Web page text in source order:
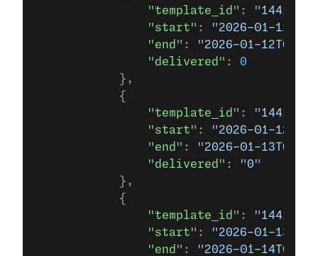
                "template_id"
:
                "start"
:
"2026-01-
                "end"
:
"2026-01-
                "delivered"
: 0
            },
            {
                "template_id"
:
                "start"
:
"2026-01-
                "end"
:
"2026-01-
                "delivered"
:
"0"
            },
            {
                "template_id"
:
                "start"
:
"2026-01-
                "end"
:
"2026-01-